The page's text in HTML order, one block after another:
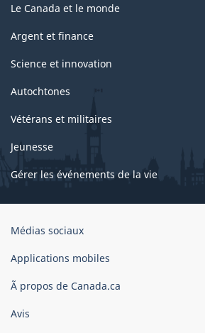
Le Canada et le monde
Argent et finance
Science et innovation
Autochtones
Vétérans et militaires
Jeunesse
Gérer les événements de la vie
Organisation
gouvernement
Canada
Médias sociaux
Applications mobiles
Ã propos de Canada.ca
Avis